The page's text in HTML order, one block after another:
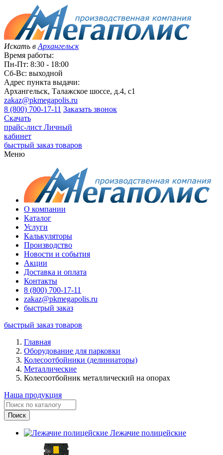
Искать в Архангельск
Время работы:
Пн-Пт: 8:30 - 18:00
Сб-Вс: выходной
Адрес пункта выдачи:
Архангельск, Талажское шоссе, д.4, с1
zakaz@pkmegapolis.ru
8 (800) 700-17-11 Заказать звонок
Скачать
прайс-лист Личный
кабинет
быстрый заказ товаров
Меню
О компании
Каталог
Услуги
Калькуляторы
Производство
Новости и события
Акции
Доставка и оплата
Контакты
8 (800) 700-17-11
zakaz@pkmegapolis.ru
быстрый заказ
быстрый заказ товаров
Главная
Оборудование для парковки
Колесоотбойники (делиниаторы)
Металлические
Колесоотбойник металлический на опорах
Наша продукция
Лежачие полицейские